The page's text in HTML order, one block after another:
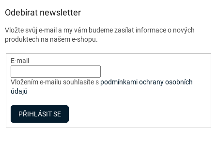
Odebírat newsletter
Vložte svůj e-mail a my vám budeme zasílat informace o nových
produktech na našem e-shopu.
E-mail
Vložením e-mailu souhlasíte s podmínkami ochrany osobních
údajů
PŘIHLÁSIT SE